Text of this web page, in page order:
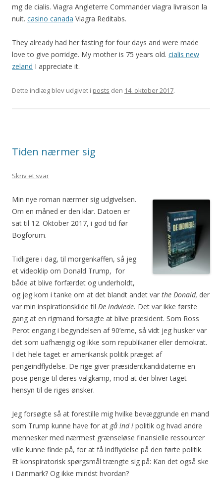
mg de cialis. Viagra Angleterre Commander viagra livraison la
nuit. casino canada Viagra Reditabs.
They already had her fasting for four days and were made
love to give porridge. My mother is 75 years old. cialis new
zeland I appreciate it.
Dette indlæg blev udgivet i posts den 14. oktober 2017.
Tiden nærmer sig
Skriv et svar
Min nye roman nærmer sig udgivelsen.
Om en måned er den klar. Datoen er
sat til 12. Oktober 2017, i god tid før
Bogforum.
Tidligere i dag, til morgenkaffen, så jeg
et videoklip om Donald Trump, for
både at blive forfærdet og underholdt,
og jeg kom i tanke om at det blandt andet var the Donald, der
var min inspirationskilde til De indviede. Det var ikke første
gang at en rigmand forsøgte at blive præsident. Som Ross
Perot engang i begyndelsen af 90’erne, så vidt jeg husker var
det som uafhængig og ikke som republikaner eller demokrat.
I det hele taget er amerikansk politik præget af
pengeindflydelse. De rige giver præsidentkandidaterne en
pose penge til deres valgkamp, mod at der bliver taget
hensyn til de riges ønsker.
Jeg forsøgte så at forestille mig hvilke bevæggrunde en mand
som Trump kunne have for at gå ind i politik og hvad andre
mennesker med nærmest grænseløse finansielle ressourcer
ville kunne finde på, for at få indflydelse på den førte politik.
Et konspiratorisk spørgsmål trængte sig på: Kan det også ske
i Danmark? Og ikke mindst hvordan?